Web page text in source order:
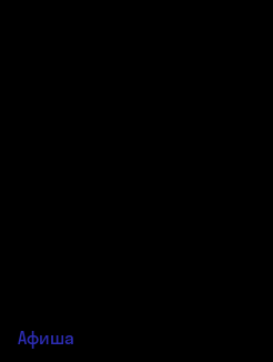
Афиша